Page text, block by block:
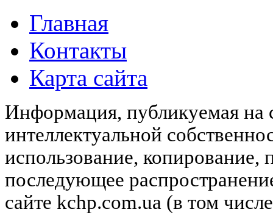
Главная
Контакты
Карта сайта
Информация, публикуемая на
интеллектуальной
использование, копирование,
последующее
сайте kchp.com.ua (в том